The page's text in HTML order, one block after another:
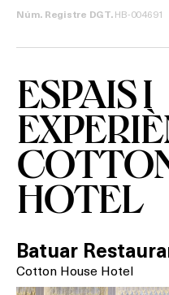
Activitats
On?
Núm. Registre DGT.HB-004691
ESPAIS I
HOTEL
Batuar
Cotton House Hotel